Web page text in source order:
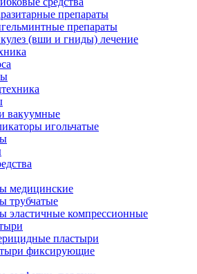
препараты
препараты
(вши и гниды) лечение
вакуумные
игольчатые
медицинские
трубчатые
эластичные компрессионные
пластыри
фиксирующие